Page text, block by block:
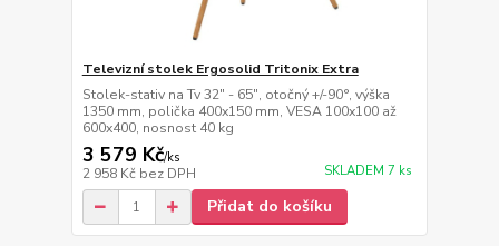
Televizní stolek Ergosolid Tritonix Extra
Stolek-stativ na Tv 32" - 65", otočný +/-90°, výška
1350 mm, polička 400x150 mm, VESA 100x100 až
600x400, nosnost 40 kg
3 579 Kč/ks
2 958 Kč bez DPH SKLADEM 7 ks
Přidat do košíku